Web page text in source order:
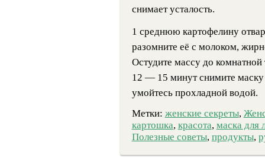
снимает усталость.
1 среднюю картофелину
разомните её с молоком,
Остудите массу до
12 — 15 минут снимите
умойтесь прохладной водой.
Метки: женские секреты,
картошка, красота, маска для
Полезные советы, продукты,